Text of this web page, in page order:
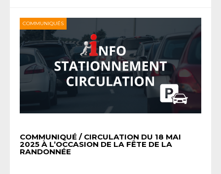
COMMUNIQUÉS
COMMUNIQUÉ / CIRCULATION DU 18 MAI
2025 À L’OCCASION DE LA FÊTE DE LA
RANDONNÉE